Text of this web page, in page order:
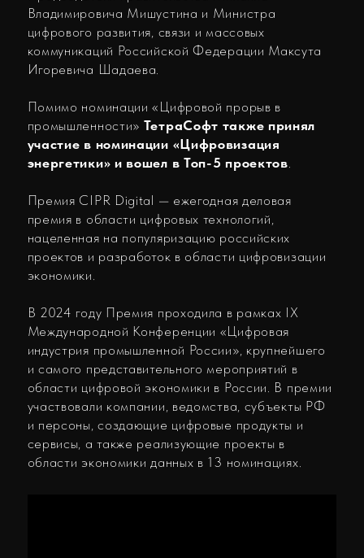
Новость о победителях премии CIPR Digital-
2024 также можно прочитать на сайте ЦИПР.
Последние события
14.07.2026
ЗИТ «ТетраСофт» получил сертификат
соответствия «Сделано в России»